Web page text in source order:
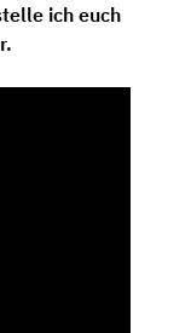
ich euch